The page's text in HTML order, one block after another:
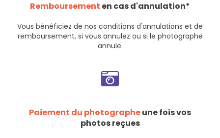
Remboursement en cas d'annulation*
Vous bénéficiez de nos conditions d'annulations et de
remboursement, si vous annulez ou si le photographe
annule.
Paiement du photographeune fois vos
photos reçues